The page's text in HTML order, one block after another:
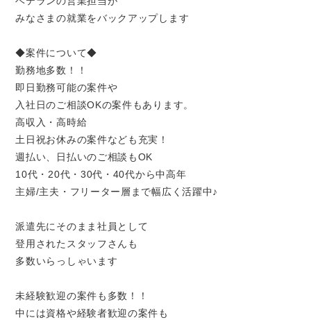
みなさまの就業をバックアップします
◆案件について◆
勤務地多数！！
即日勤務可能の案件や
入社日のご相談OKの案件もあります。
高収入・高時給
土日祝お休みの案件なども充実！
週払い、日払いのご相談もOK
10代・20代・30代・40代から中高年
主婦/主夫・フリーター層まで幅広く活躍中♪
派遣先にそのまま社員として
登用されたスタッフさんも
多数いらっしゃいます
未経験歓迎の案件も多数！！
中には資格や経験者歓迎の案件も